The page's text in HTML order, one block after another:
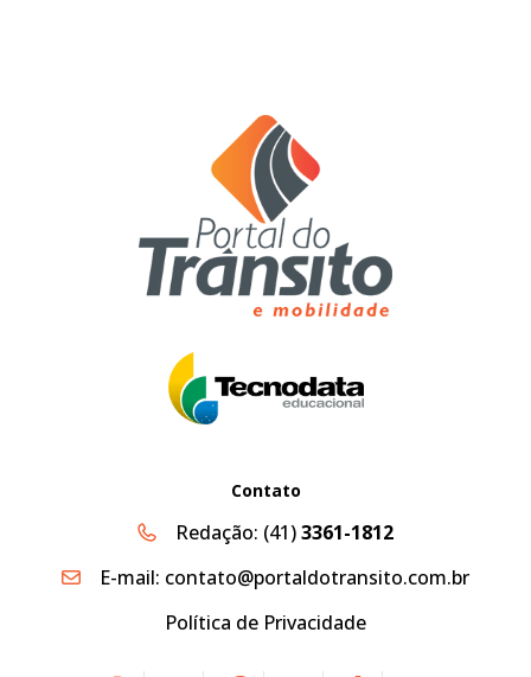
Contato
Redação: (41)3361-1812
E-mail: contato@portaldotransito.com.br
Política de Privacidade